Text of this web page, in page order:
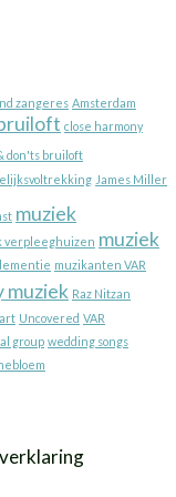
zangeres Amsterdam
close harmony
don'ts bruiloft
James Miller
muziek
verpleeghuizen muziek
muzikanten VAR
muziek Raz Nitzan
Uncovered VAR
group wedding songs